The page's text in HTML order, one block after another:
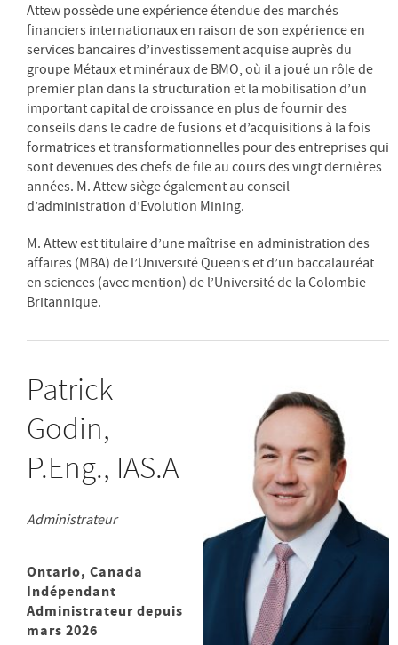
Attew possède une expérience étendue des marchés
financiers internationaux en raison de son expérience en
services bancaires d’investissement acquise auprès du
groupe Métaux et minéraux de BMO, où il a joué un rôle de
premier plan dans la structuration et la mobilisation d’un
important capital de croissance en plus de fournir des
conseils dans le cadre de fusions et d’acquisitions à la fois
formatrices et transformationnelles pour des entreprises qui
sont devenues des chefs de file au cours des vingt dernières
années. M. Attew siège également au conseil
d’administration d’Evolution Mining.
M. Attew est titulaire d’une maîtrise en administration des
affaires (MBA) de l’Université Queen’s et d’un baccalauréat
en sciences (avec mention) de l’Université de la Colombie-
Britannique.
Patrick
Godin,
P.Eng., IAS.A
Administrateur
Ontario, Canada
Indépendant
Administrateur depuis
mars 2026